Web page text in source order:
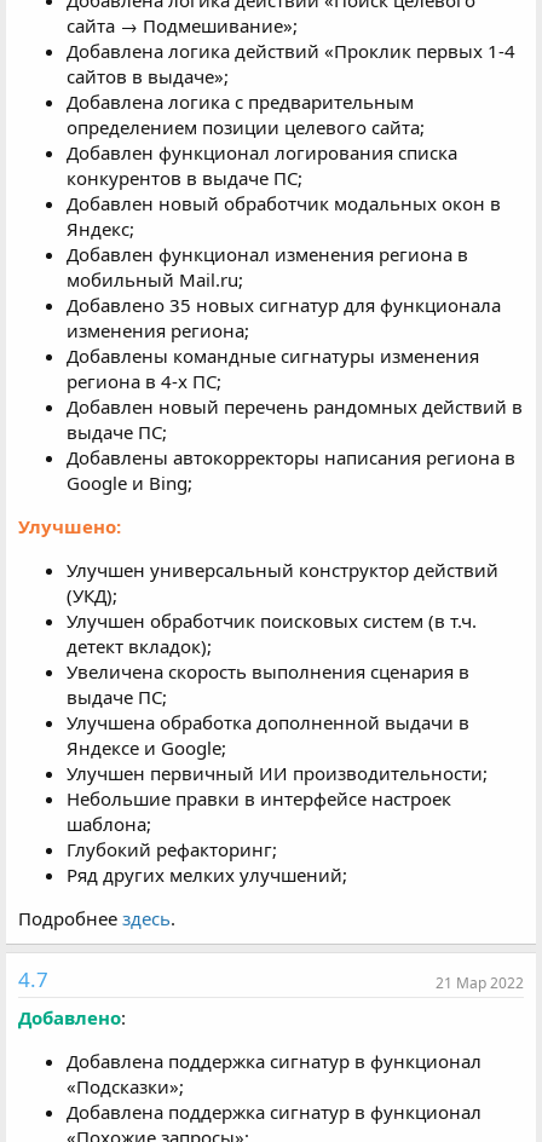
сайта → Подмешивание»;
Добавлена логика действий «Проклик первых 1-4
сайтов в выдаче»;
Добавлена логика с предварительным
определением позиции целевого сайта;
Добавлен функционал логирования списка
конкурентов в выдаче ПС;
Добавлен новый обработчик модальных окон в
Яндекс;
Добавлен функционал изменения региона в
мобильный Mail.ru;
Добавлено 35 новых сигнатур для функционала
изменения региона;
Добавлены командные сигнатуры изменения
региона в 4-х ПС;
Добавлен новый перечень рандомных действий в
выдаче ПС;
Добавлены автокорректоры написания региона в
Google и Bing;
Улучшено:
Улучшен универсальный конструктор действий
(УКД);
Улучшен обработчик поисковых систем (в т.ч.
детект вкладок);
Увеличена скорость выполнения сценария в
выдаче ПС;
Улучшена обработка дополненной выдачи в
Яндексе и Google;
Улучшен первичный ИИ производительности;
Небольшие правки в интерфейсе настроек
шаблона;
Глубокий рефакторинг;
Ряд других мелких улучшений;
Подробнее здесь.
4.7 21 Мар 2022
Добавлено:
Добавлена поддержка сигнатур в функционал
«Подсказки»;
Добавлена поддержка сигнатур в функционал